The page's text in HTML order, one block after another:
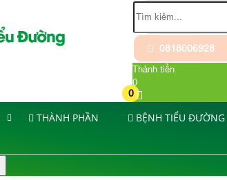
0818006928
Thành tiền
0
0
THÀNH PHẦN BỆNH TIỂU ĐƯỜNG